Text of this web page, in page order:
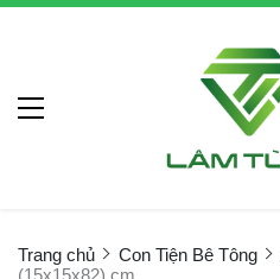
Trang chủ Con Tiện Bê Tông
(15x15x82) cm